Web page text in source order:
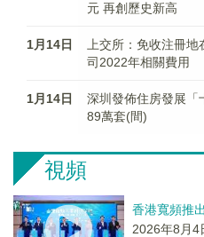
元 再創歷史新高
1月14日
上交所：免收注冊
司2022年相關費用
1月14日
深圳發佈住房發展「
89萬套(間)
視頻
香港寬頻推
2026年8月4